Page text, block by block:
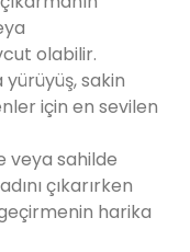
olabilir.
sakin
için en sevilen
veya sahilde
çıkarırken
harika